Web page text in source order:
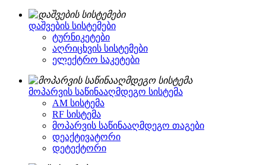
დაშვების სისტემები
ტურნიკეტები
აღრიცხვის სისტემები
ელექტრო საკეტები
მოპარვის საწინააღმდეგო სისტემა
AM სისტემა
RF სისტემა
მოპარვის საწინააღმდეგო თაგები
დეაქტივატორი
დეტექტორი